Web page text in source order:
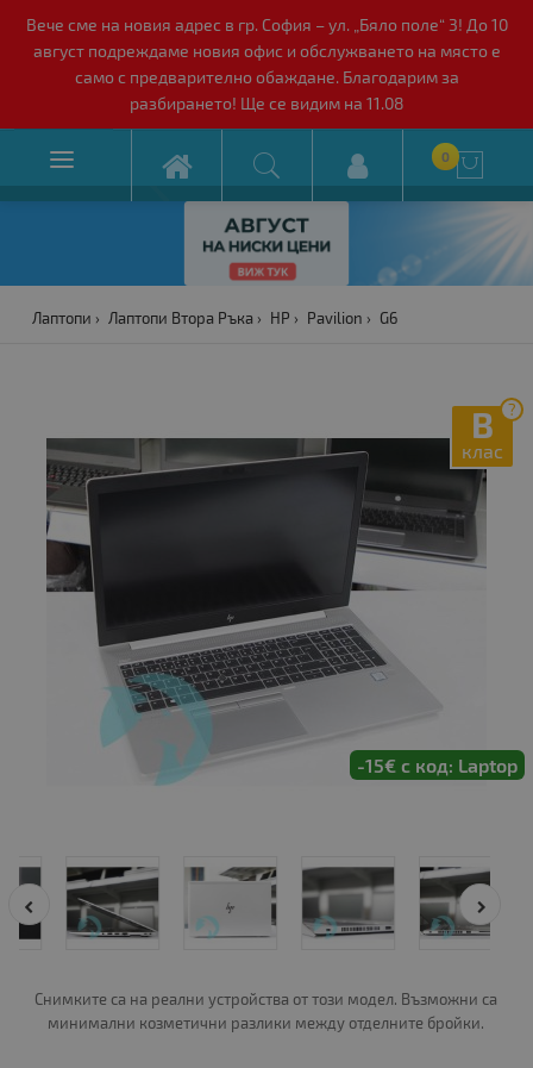
Вече сме на новия адрес в гр. София – ул. „Бяло поле“ 3! До 10
август подреждаме новия офис и обслужването на място е
само с предварително обаждане. Благодарим за
разбирането! Ще се видим на 11.08
 0 
Лаптопи Лаптопи Втора Ръка HP Pavilion G6
-15€ с код: Laptop
?
B
клас
Снимките са на реални устройства от този модел. Възможни са
минимални козметични разлики между отделните бройки.